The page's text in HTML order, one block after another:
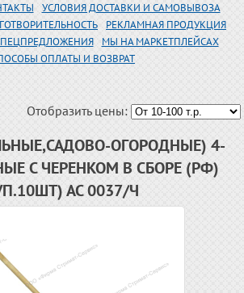
УСЛОВИЯ ДОСТАВКИ И САМОВЫВОЗА
РЕКЛАМНАЯ ПРОДУКЦИЯ
МЫ НА МАРКЕТПЛЕЙСАХ
ОПЛАТЫ И ВОЗВРАТ
Отобразить цены:
ОГОРОДНЫЕ) 4-
С ЧЕРЕНКОМ В СБОРЕ (РФ)
АС 0037/Ч